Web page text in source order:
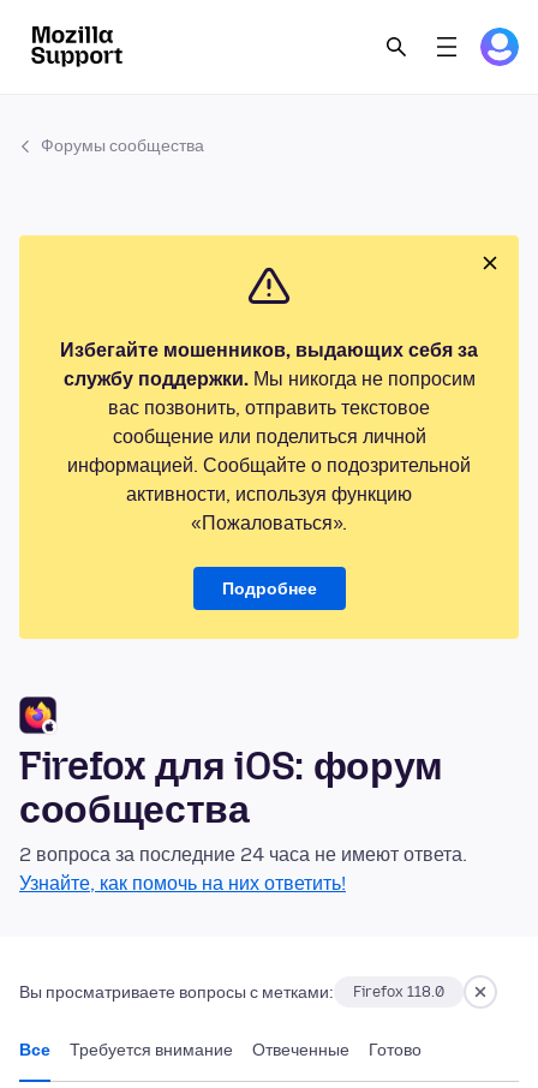
Форумы сообщества
Избегайте мошенников, выдающих себя за
службу поддержки.Мы никогда не попросим
вас позвонить, отправить текстовое
сообщение или поделиться личной
информацией. Сообщайте о подозрительной
активности, используя функцию
«Пожаловаться».
Подробнее
Firefox для iOS: форум
сообщества
2 вопроса за последние 24 часа не имеют ответа.
Узнайте, как помочь на них ответить!
Вы просматриваете вопросы с метками: Firefox 118.0
Все Требуется внимание Отвеченные Готово